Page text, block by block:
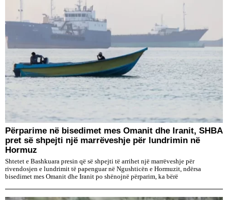
Përparime në bisedimet mes Omanit dhe Iranit, SHBA
pret së shpejti një marrëveshje për lundrimin në
Hormuz
Shtetet e Bashkuara presin që së shpejti të arrihet një marrëveshje për
rivendosjen e lundrimit të papenguar në Ngushticën e Hormuzit, ndërsa
bisedimet mes Omanit dhe Iranit po shënojnë përparim, ka bërë